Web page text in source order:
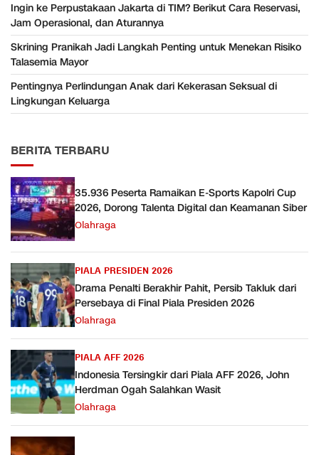
Ingin ke Perpustakaan Jakarta di TIM? Berikut Cara Reservasi,
Jam Operasional, dan Aturannya
Skrining Pranikah Jadi Langkah Penting untuk Menekan Risiko
Talasemia Mayor
Pentingnya Perlindungan Anak dari Kekerasan Seksual di
Lingkungan Keluarga
BERITA TERBARU
35.936 Peserta Ramaikan E-Sports Kapolri Cup
2026, Dorong Talenta Digital dan Keamanan Siber
Olahraga
PIALA PRESIDEN 2026
Drama Penalti Berakhir Pahit, Persib Takluk dari
Persebaya di Final Piala Presiden 2026
Olahraga
PIALA AFF 2026
Indonesia Tersingkir dari Piala AFF 2026, John
Herdman Ogah Salahkan Wasit
Olahraga